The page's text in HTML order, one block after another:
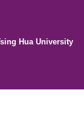
Hua University